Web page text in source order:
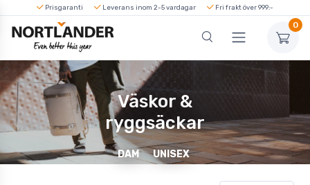
Prisgaranti Leverans inom 2-5 vardagar Fri frakt över 999:-
0
Väskor &
ryggsäckar
DAM UNISEX